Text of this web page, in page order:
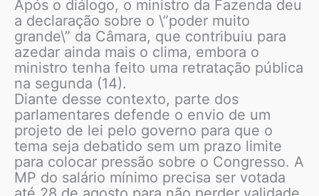
Após o diálogo, o ministro da Fazenda deu
a declaração sobre o \”poder muito
grande\” da Câmara, que contribuiu para
azedar ainda mais o clima, embora o
ministro tenha feito uma retratação pública
na segunda (14).
Diante desse contexto, parte dos
parlamentares defende o envio de um
projeto de lei pelo governo para que o
tema seja debatido sem um prazo limite
para colocar pressão sobre o Congresso. A
MP do salário mínimo precisa ser votada